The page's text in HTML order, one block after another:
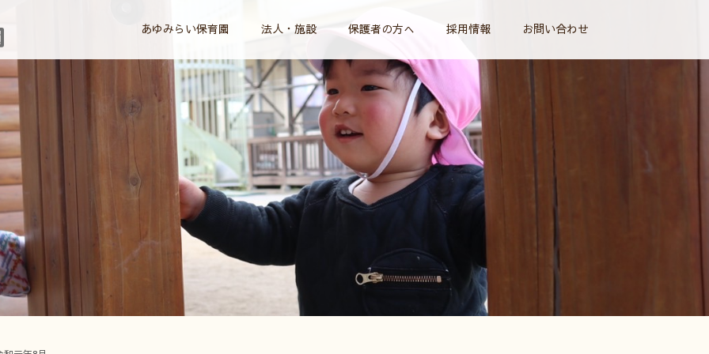
あゆみらい保育園 法人・施設 保護者の方へ 採用情報 お問い合わせ